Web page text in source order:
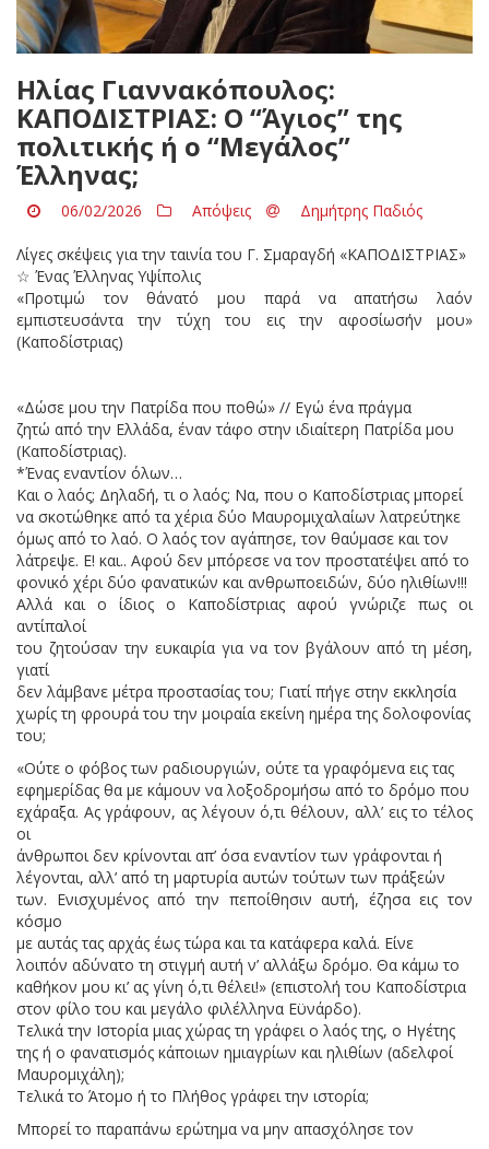
Ηλίας Γιαννακόπουλος:
ΚΑΠΟΔΙΣΤΡΙΑΣ: Ο “Άγιος” της
πολιτικής ή ο “Μεγάλος”
Έλληνας;
06/02/2026 Απόψεις Δημήτρης Παδιός
Λίγες σκέψεις για την ταινία του Γ. Σμαραγδή «ΚΑΠΟΔΙΣΤΡΙΑΣ»
☆ Ένας Έλληνας Υψίπολις
«Προτιμώ τον θάνατό μου παρά να απατήσω λαόν
εμπιστευσάντα την τύχη του εις την αφοσίωσήν μου»
(Καποδίστριας)
«Δώσε μου την Πατρίδα που ποθώ» // Εγώ ένα πράγμα
ζητώ από την Ελλάδα, έναν τάφο στην ιδιαίτερη Πατρίδα μου
(Καποδίστριας).
*Ένας εναντίον όλων…
Και ο λαός; Δηλαδή, τι ο λαός; Να, που ο Καποδίστριας μπορεί
να σκοτώθηκε από τα χέρια δύο Μαυρομιχαλαίων λατρεύτηκε
όμως από το λαό. Ο λαός τον αγάπησε, τον θαύμασε και τον
λάτρεψε. Ε! και.. Αφού δεν μπόρεσε να τον προστατέψει από το
φονικό χέρι δύο φανατικών και ανθρωποειδών, δύο ηλιθίων!!!
Αλλά και ο ίδιος ο Καποδίστριας αφού γνώριζε πως οι
αντίπαλοί
του ζητούσαν την ευκαιρία για να τον βγάλουν από τη μέση,
γιατί
δεν λάμβανε μέτρα προστασίας του; Γιατί πήγε στην εκκλησία
χωρίς τη φρουρά του την μοιραία εκείνη ημέρα της δολοφονίας
του;
«Ούτε ο φόβος των ραδιουργιών, ούτε τα γραφόμενα εις τας
εφημερίδας θα με κάμουν να λοξοδρομήσω από το δρόμο που
εχάραξα. Ας γράφουν, ας λέγουν ό,τι θέλουν, αλλ’ εις το τέλος
οι
άνθρωποι δεν κρίνονται απ’ όσα εναντίον των γράφονται ή
λέγονται, αλλ’ από τη μαρτυρία αυτών τούτων των πράξεών
των. Ενισχυμένος από την πεποίθησιν αυτή, έζησα εις τον
κόσμο
με αυτάς τας αρχάς έως τώρα και τα κατάφερα καλά. Είνε
λοιπόν αδύνατο τη στιγμή αυτή ν’ αλλάξω δρόμο. Θα κάμω το
καθήκον μου κι’ ας γίνη ό,τι θέλει!» (επιστολή του Καποδίστρια
στον φίλο του και μεγάλο φιλέλληνα Εϋνάρδο).
Τελικά την Ιστορία μιας χώρας τη γράφει ο λαός της, ο Ηγέτης
της ή ο φανατισμός κάποιων ημιαγρίων και ηλιθίων (αδελφοί
Μαυρομιχάλη);
Τελικά το Άτομο ή το Πλήθος γράφει την ιστορία;
Μπορεί το παραπάνω ερώτημα να μην απασχόλησε τον